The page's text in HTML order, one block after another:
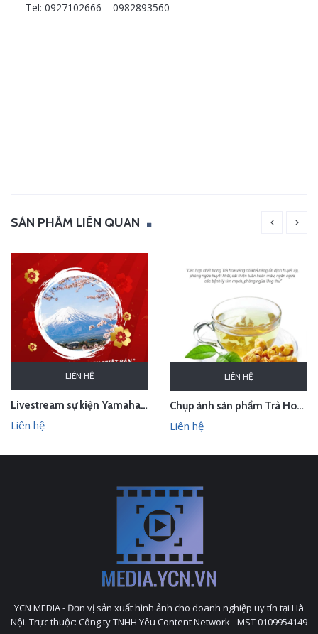
Tel: 0927102666 – 0982893560
SẢN PHẨM LIÊN QUAN
LIÊN HỆ
Livestream sự kiện Yamaha - lễ bốc thăm chuyến du lịch Nhật Bản 100 triệu - Hà Nội
Liên hệ
LIÊN HỆ
Chụp ảnh sản phẩm Trà Hoa Vàng - Kim Hoa Trà tại studio Hà Nội
Liên hệ
YCN MEDIA - Đơn vị sản xuất hình ảnh cho doanh nghiệp uy tín tại Hà
Nội. Trực thuộc: Công ty TNHH Yêu Content Network - MST 0109954149